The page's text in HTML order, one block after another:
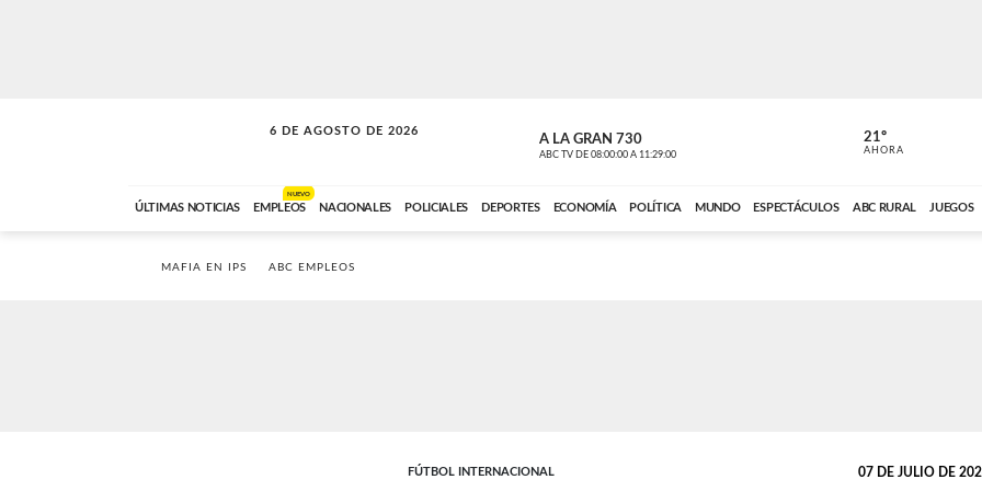
6 DE AGOSTO DE 2026
LA MOVIDA A LA GRAN 730
ABC TV DE 08:00:00 A 11:29:00 ABC CARDINAL
21º
AHORA
ÚLTIMAS NOTICIAS EMPLEOS
NUEVO
NACIONALES POLICIALES DEPORTES ECONOMÍA POLÍTICA MUNDO ESPECTÁCULOS ABC RURAL JUEGOS
MAFIA EN IPS ABC EMPLEOS
FÚTBOL INTERNACIONAL 07 DE JULIO DE